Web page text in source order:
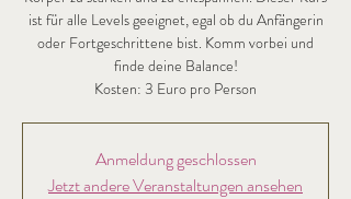
ist für alle Levels geeignet, egal ob du Anfängerin
oder Fortgeschrittene bist. Komm vorbei und
finde deine Balance!
Kosten: 3 Euro pro Person
Anmeldung geschlossen
Jetzt andere Veranstaltungen ansehen